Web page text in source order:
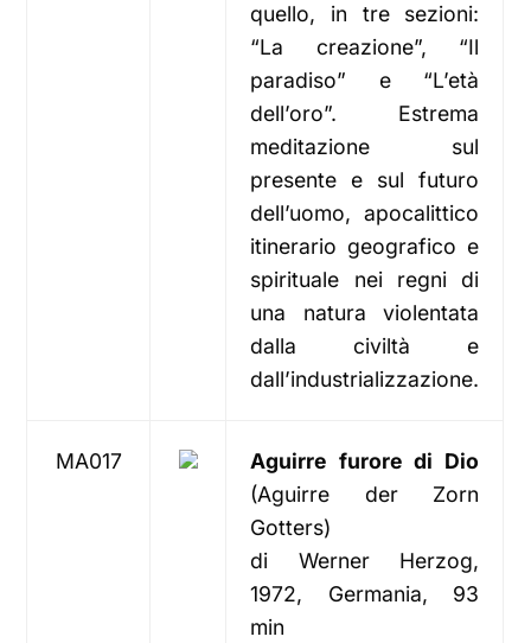
quello, in tre sezioni:
“La creazione”, “Il
paradiso” e “L’età
dell’oro”. Estrema
meditazione sul
presente e sul futuro
dell’uomo, apocalittico
itinerario geografico e
spirituale nei regni di
una natura violentata
dalla civiltà e
dall’industrializzazione.
MA017
Aguirre furore di Dio
(Aguirre der Zorn
Gotters)
di Werner Herzog,
1972, Germania, 93
min